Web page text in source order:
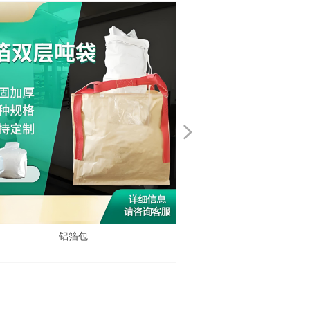
铝箔包
넲